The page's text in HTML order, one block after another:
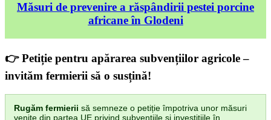
Măsuri de prevenire a răspândirii pestei porcine
africane în Glodeni
👉 Petiție pentru apărarea subvențiilor agricole –
invităm fermierii să o susțină!
Rugăm fermierii să semneze o petiție împotriva unor măsuri
venite din partea UE privind subvențiile și investițiile în